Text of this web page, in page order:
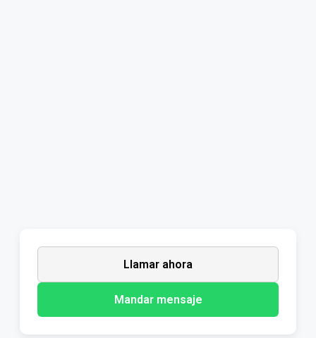
Llamar ahora
Mandar mensaje